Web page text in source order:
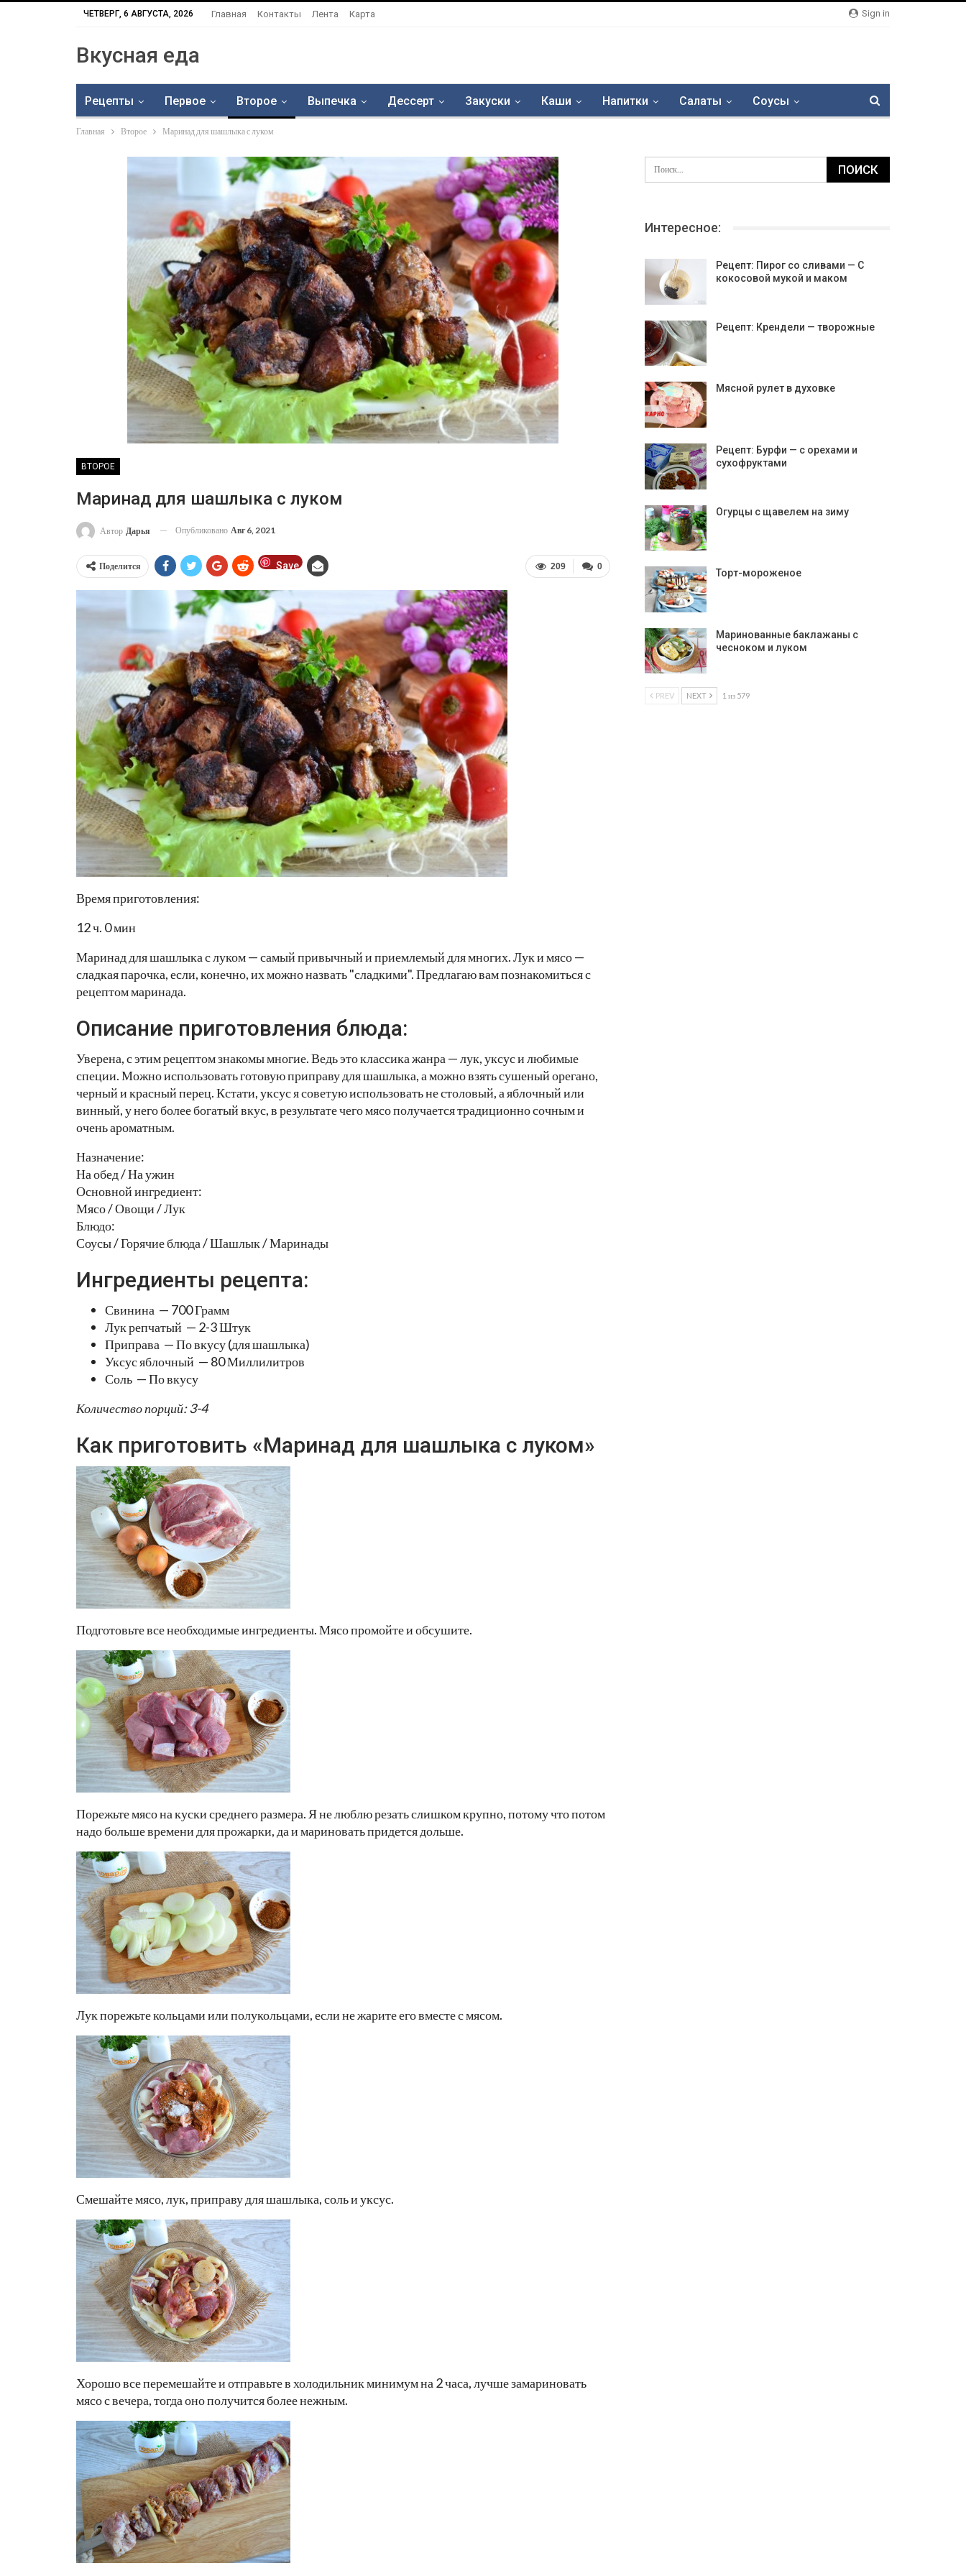
Sign in
ЧЕТВЕРГ, 6 АВГУСТА, 2026 Главная Контакты Лента Карта
Вкусная еда
Рецепты Первое Второе Выпечка Дессерт Закуски Каши Напитки Салаты Соусы
Главная Второе Маринад для шашлыка с луком
ВТОРОЕ
Маринад для шашлыка с луком
Автор Дарья Опубликовано Авг 6, 2021
0
209
Поделится Save
Время приготовления:
12 ч. 0 мин
Маринад для шашлыка с луком — самый привычный и приемлемый для многих. Лук и мясо —
сладкая парочка, если, конечно, их можно назвать "сладкими". Предлагаю вам познакомиться с
рецептом маринада.
Описание приготовления блюда:
Уверена, с этим рецептом знакомы многие. Ведь это классика жанра — лук, уксус и любимые
специи. Можно использовать готовую приправу для шашлыка, а можно взять сушеный орегано,
черный и красный перец. Кстати, уксус я советую использовать не столовый, а яблочный или
винный, у него более богатый вкус, в результате чего мясо получается традиционно сочным и
очень ароматным.
Назначение:
На обед / На ужин
Основной ингредиент:
Мясо / Овощи / Лук
Блюдо:
Соусы / Горячие блюда / Шашлык / Маринады
Ингредиенты рецепта:
Свинина — 700 Грамм
Лук репчатый — 2-3 Штук
Приправа — По вкусу (для шашлыка)
Уксус яблочный — 80 Миллилитров
Соль — По вкусу
Количество порций: 3-4
Как приготовить «Маринад для шашлыка с луком»
Подготовьте все необходимые ингредиенты. Мясо промойте и обсушите.
Порежьте мясо на куски среднего размера. Я не люблю резать слишком крупно, потому что потом
надо больше времени для прожарки, да и мариновать придется дольше.
Лук порежьте кольцами или полукольцами, если не жарите его вместе с мясом.
Смешайте мясо, лук, приправу для шашлыка, соль и уксус.
Хорошо все перемешайте и отправьте в холодильник минимум на 2 часа, лучше замариновать
мясо с вечера, тогда оно получится более нежным.
Интересное:
Рецепт: Пирог со сливами — С
кокосовой мукой и маком
Рецепт: Крендели — творожные
Мясной рулет в духовке
Рецепт: Бурфи — с орехами и
сухофруктами
Огурцы с щавелем на зиму
Торт-мороженое
Маринованные баклажаны с
чесноком и луком
PREV NEXT 1 из 579